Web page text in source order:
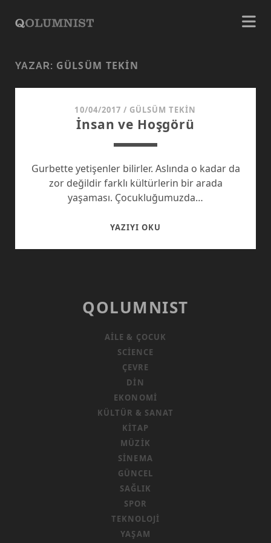
YAZAR: GÜLSÜM TEKIN
10/04/2017 / GÜLSÜM TEKIN
İnsan ve Hoşgörü
Gurbette yetişenler bilirler. Aslında o kadar da
zor değildir farklı kültürlerin bir arada
yaşaması. Çocukluğumuzda…
YAZIYI OKU
QOLUMNIST
AILE & ÇOCUK
SCIENCE
ÇEVRE
DIN
EKONOMI
KÜLTÜR & SANAT
KITAP
MÜZIK
SINEMA
GÜNCEL
SAĞLIK
SPOR
TEKNOLOJI
YAŞAM